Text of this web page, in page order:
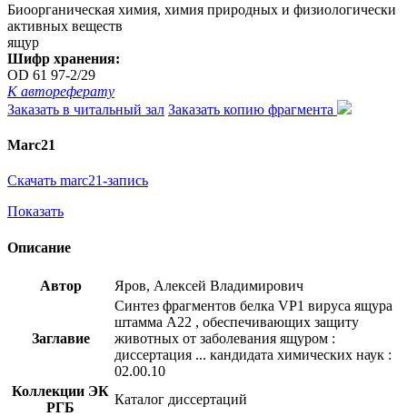
Биоорганическая химия, химия природных и физиологически
активных веществ
ящур
Шифр хранения:
OD 61 97-2/29
К автореферату
Заказать в читальный зал Заказать копию фрагмента
Marc21
Скачать marc21-запись
Показать
Описание
Автор Яров, Алексей Владимирович
Заглавие
Синтез фрагментов белка VP1 вируса ящура
штамма А22 , обеспечивающих защиту
животных от заболевания ящуром :
диссертация ... кандидата химических наук :
02.00.10
Коллекции ЭК
РГБ
Каталог диссертаций